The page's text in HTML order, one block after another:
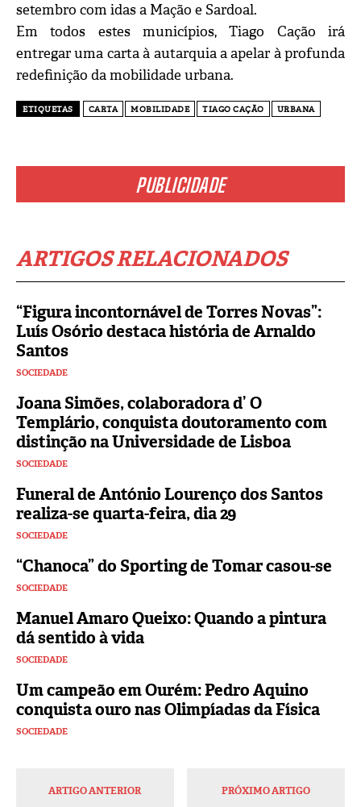
PUBLICIDADE
ARTIGOS RELACIONADOS
“Figura incontornável de Torres Novas”:
Luís Osório destaca história de Arnaldo
Santos
SOCIEDADE
Joana Simões, colaboradora d’ O
Templário, conquista doutoramento com
distinção na Universidade de Lisboa
SOCIEDADE
Funeral de António Lourenço dos Santos
realiza-se quarta-feira, dia 29
SOCIEDADE
“Chanoca” do Sporting de Tomar casou-se
SOCIEDADE
Manuel Amaro Queixo: Quando a pintura
dá sentido à vida
SOCIEDADE
Um campeão em Ourém: Pedro Aquino
conquista ouro nas Olimpíadas da Física
SOCIEDADE
setembro com idas a Mação e Sardoal.
Em todos estes municípios, Tiago Cação irá
entregar uma carta à autarquia a apelar à profunda
redefinição da mobilidade urbana.
ETIQUETAS CARTA MOBILIDADE TIAGO CAÇÃO URBANA
ARTIGO ANTERIOR PRÓXIMO ARTIGO